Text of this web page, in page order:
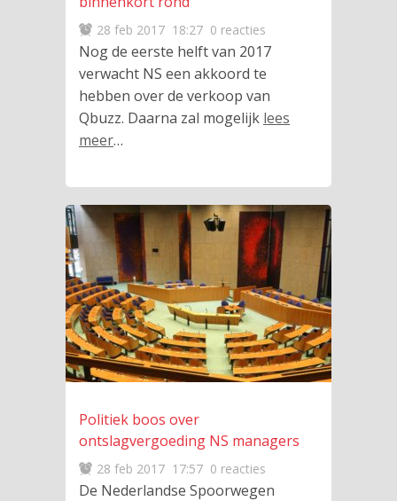
28 feb 2017 18:27 0 reacties
Nog de eerste helft van 2017
verwacht NS een akkoord te
hebben over de verkoop van
Qbuzz. Daarna zal mogelijk lees
meer…
Politiek boos over
ontslagvergoeding NS managers
28 feb 2017 17:57 0 reacties
De Nederlandse Spoorwegen